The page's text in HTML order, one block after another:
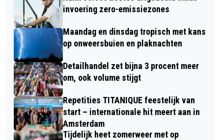
invoering zero-emissiezones
Maandag en dinsdag tropisch met kans
op onweersbuien en plaknachten
Detailhandel zet bijna 3 procent meer
om, ook volume stijgt
Repetities TITANIQUE feestelijk van
start – internationale hit meert aan in
Amsterdam
Tijdelijk heet zomerweer met op